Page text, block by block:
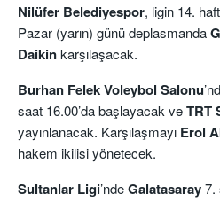
Nilüfer Belediyespor, ligin 14.
Pazar (yarın) günü deplasmanda
Daikinkarşılaşacak.
Burhan Felek Voleybol Salonu
saat 16.00’da başlayacak veTRT
yayınlanacak. Karşılaşmayı Erol
hakem ikilisi yönetecek.
Sultanlar Ligi’ndeGalatasaray7.